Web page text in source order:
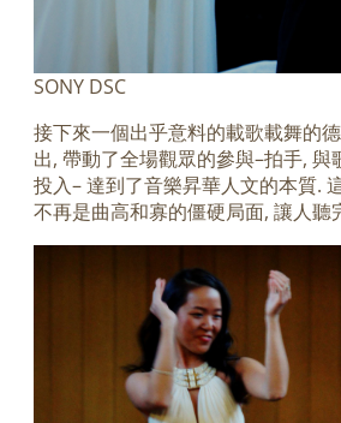
SONY DSC
接下來一個出乎意料的載歌載舞的
出, 帶動了全場觀眾的參與–拍手, 與
投入– 達到了音樂昇華人文的本質.
不再是曲高和寡的僵硬局面, 讓人聽